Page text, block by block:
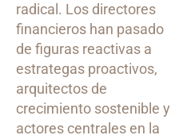
radical. Los directores
financieros han pasado
de figuras reactivas a
estrategas proactivos,
arquitectos de
crecimiento sostenible y
actores centrales en la